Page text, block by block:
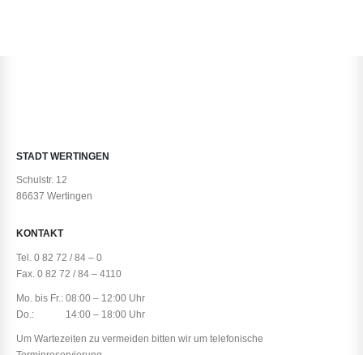
STADT WERTINGEN
Schulstr. 12
86637 Wertingen
KONTAKT
Tel. 0 82 72 / 84 – 0
Fax. 0 82 72 / 84 – 4110
Mo. bis Fr.: 08:00 – 12:00 Uhr
Do.: 14:00 – 18:00 Uhr
Um Wartezeiten zu vermeiden bitten wir um telefonische